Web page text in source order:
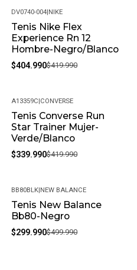
-4%
DV0740-004|NIKE
Tenis Nike Flex
Experience Rn 12
Hombre-Negro/Blanco
$404.990$419.990
-19%
A13359C|CONVERSE
Tenis Converse Run
Star Trainer Mujer-
Verde/Blanco
$339.990$419.990
-40%
BB80BLK|NEW BALANCE
Tenis New Balance
Bb80-Negro
$299.990$499.990